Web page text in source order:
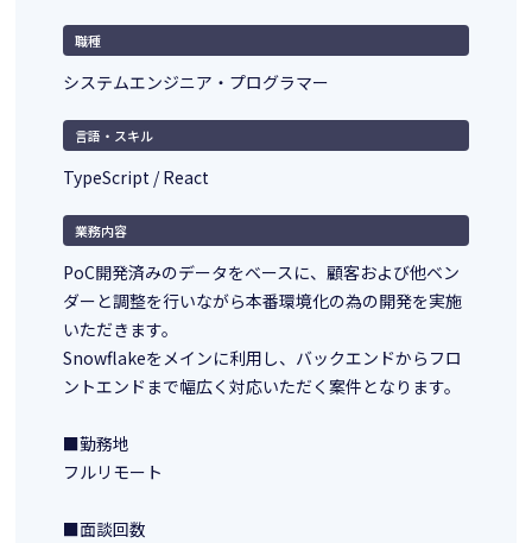
職種
システムエンジニア・プログラマー
言語・スキル
TypeScript / React
業務内容
PoC開発済みのデータをベースに、顧客および他ベン
ダーと調整を行いながら本番環境化の為の開発を実施
いただきます。
Snowflakeをメインに利用し、バックエンドからフロ
ントエンドまで幅広く対応いただく案件となります。
■勤務地
フルリモート
■面談回数